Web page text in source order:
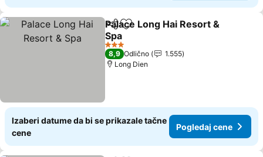
Deli Dodati u favorite
Palace Long Hai Resort &
Spa
3 Zvezdice
8,9 Odlično
1.555
Long Dien
Izaberi datume da bi se prikazale tačne
cene
Pogledaj cene